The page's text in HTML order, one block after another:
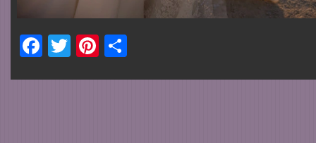
Facebook
TwitterPinterest